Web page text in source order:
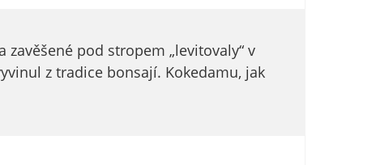
pod stropem „levitovaly“ v
z tradice bonsají. Kokedamu, jak